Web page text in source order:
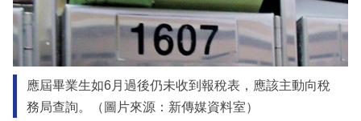
應屆畢業生如6月過後仍未收到報稅表，應該主動向稅
務局查詢。（圖片來源：新傳媒資料室）